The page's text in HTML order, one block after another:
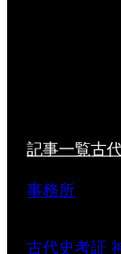
記事一覧古
事務所
古代史考証